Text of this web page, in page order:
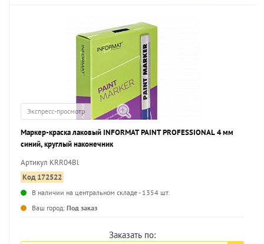
Экспресс-просмотр
Маркер-краска лаковый INFORMAT PAINT PROFESSIONAL 4 мм
синий, круглый наконечник
Артикул KRR04Bl
Код 172522
В наличии на центральном складе - 1354 шт.
Ваш город: Под заказ
Заказать по: